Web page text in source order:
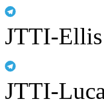
JTTI-Ellis
JTTI-